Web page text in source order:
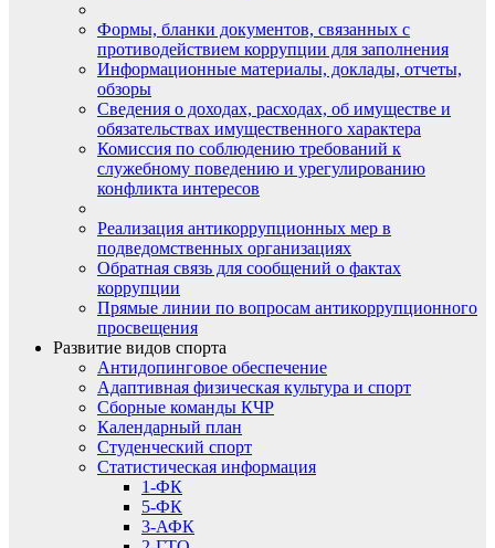
Формы, бланки документов, связанных с
противодействием коррупции для заполнения
Информационные материалы, доклады, отчеты,
обзоры
Сведения о доходах, расходах, об имуществе и
обязательствах имущественного характера
Комиссия по соблюдению требований к
служебному поведению и урегулированию
конфликта интересов
Реализация антикоррупционных мер в
подведомственных организациях
Обратная связь для сообщений о фактах
коррупции
Прямые линии по вопросам антикоррупционного
просвещения
Развитие видов спорта
Антидопинговое обеспечение
Адаптивная физическая культура и спорт
Сборные команды КЧР
Календарный план
Студенческий спорт
Статистическая информация
1-ФК
5-ФК
3-АФК